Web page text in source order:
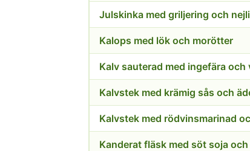
Julskinka med griljering och
Kalops med lök och morötter
Kalv sauterad med ingefära och
Kalvstek med krämig sås och
Kanderat fläsk med söt soja